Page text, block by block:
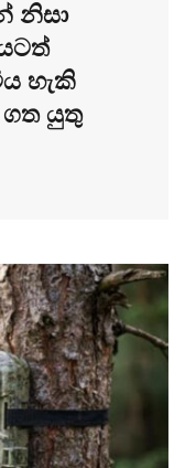
නිසා
හැකි
ගත යුතු